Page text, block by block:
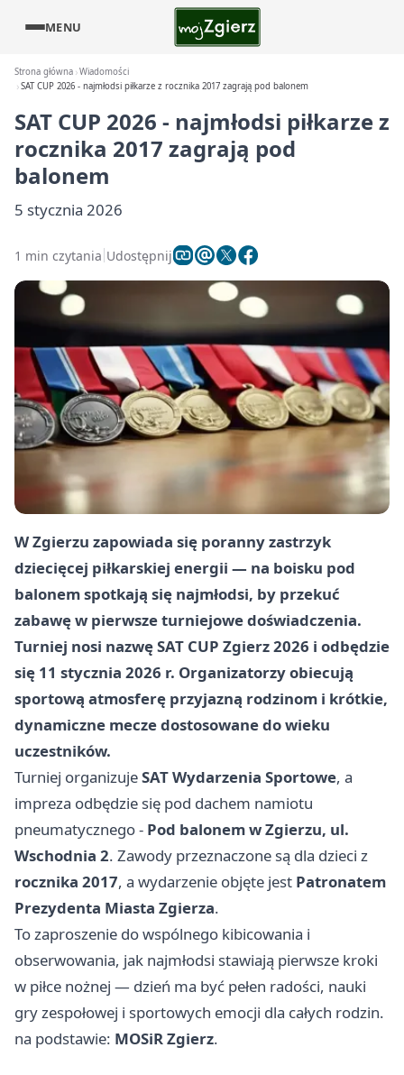
MENU
Strona główna Wiadomości
SAT CUP 2026 - najmłodsi piłkarze z rocznika 2017 zagrają pod balonem
SAT CUP 2026 - najmłodsi piłkarze z
rocznika 2017 zagrają pod
balonem
5 stycznia 2026
1 min czytania Udostępnij
W Zgierzu zapowiada się poranny zastrzyk
dziecięcej piłkarskiej energii — na boisku pod
balonem spotkają się najmłodsi, by przekuć
zabawę w pierwsze turniejowe doświadczenia.
Turniej nosi nazwęSAT CUP Zgierz 2026 i odbędzie
się 11 stycznia 2026 r. Organizatorzy obiecują
sportową atmosferę przyjazną rodzinom i krótkie,
dynamiczne mecze dostosowane do wieku
uczestników.
Turniej organizujeSAT Wydarzenia Sportowe, a
impreza odbędzie się pod dachem namiotu
pneumatycznego - Pod balonem w Zgierzu, ul.
Wschodnia 2. Zawody przeznaczone są dla dzieci z
rocznika 2017, a wydarzenie objęte jest Patronatem
Prezydenta Miasta Zgierza.
To zaproszenie do wspólnego kibicowania i
obserwowania, jak najmłodsi stawiają pierwsze kroki
w piłce nożnej — dzień ma być pełen radości, nauki
gry zespołowej i sportowych emocji dla całych rodzin.
na podstawie: MOSiR Zgierz.